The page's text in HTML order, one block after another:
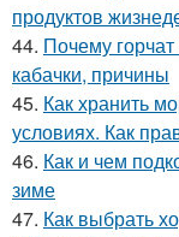
продуктов
44. Почему
кабачки, причины
45. Как хранить
условиях. Как
46. Как и чем
зиме
47. Как выбрать